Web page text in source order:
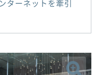
ターネットを牽引